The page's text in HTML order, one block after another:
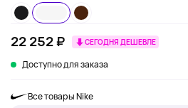
22 252 ₽ СЕГОДНЯ ДЕШЕВЛЕ
Доступно для заказа
Все товары Nike